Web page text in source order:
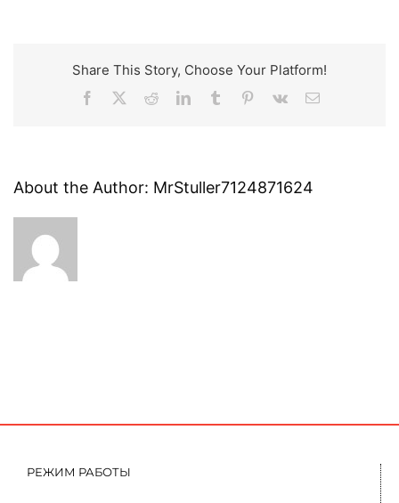
КОНТАКТЫ
Share This Story, Choose Your Platform!
Facebook RedditLinkedInTumblr Pinterest
Vk Email
About the Author: MrStuller7124871624
РЕЖИМ РАБОТЫ